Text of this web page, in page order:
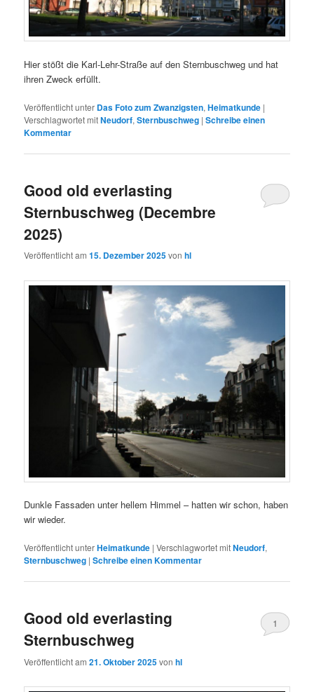
Hier stößt die Karl-Lehr-Straße auf den Sternbuschweg und hat
ihren Zweck erfüllt.
Veröffentlicht unter Das Foto zum Zwanzigsten,Heimatkunde |
Verschlagwortet mitNeudorf,Sternbuschweg |Schreibe einen
Kommentar
Good old everlasting
Sternbuschweg (Decembre
2025)
Veröffentlicht am15. Dezember 2025vonhl
Dunkle Fassaden unter hellem Himmel – hatten wir schon, haben
wir wieder.
Veröffentlicht unterHeimatkunde |Verschlagwortet mitNeudorf,
Sternbuschweg |Schreibe einen Kommentar
Good old everlasting
Sternbuschweg
Veröffentlicht am21. Oktober 2025vonhl
1